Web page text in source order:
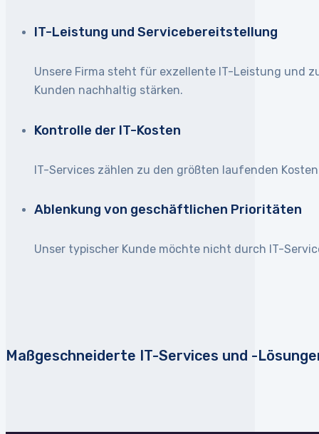
IT-Leistung und Servicebereitstellung
Unsere Firma steht für exzellente IT-Leistung und
Kunden nachhaltig stärken.
Kontrolle der IT-Kosten
IT-Services zählen zu den größten laufenden
Ablenkung von geschäftlichen Prioritäten
Unser typischer Kunde möchte nicht durch IT-
Maßgeschneiderte IT-Services und -